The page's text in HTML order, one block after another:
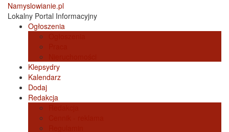
Namyslowianie.pl
Lokalny Portal Informacyjny
Ogłoszenia
Klepsydry
Kalendarz
Dodaj
Redakcja